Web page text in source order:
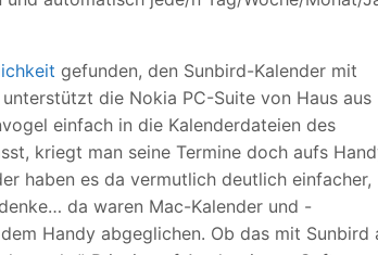
gefunden, den Sunbird-Kalender mit
die Nokia PC-Suite von Haus aus
einfach in die Kalenderdateien des
kriegt man seine Termine doch aufs
haben es da vermutlich deutlich einfacher,
da waren Mac-Kalender und -
Handy abgeglichen. Ob das mit Sunbird